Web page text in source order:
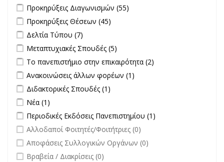
Apply Προκηρύξεις Διαγωνισμών filter
Προκηρύξεις Διαγωνισμών (55)
Apply Προκηρύξεις Θέσεων filter
Προκηρύξεις Θέσεων (45)
Apply Δελτία Τύπου filter
Δελτία Τύπου (7)
Apply Μεταπτυχιακές Σπουδές filter
Μεταπτυχιακές Σπουδές (5)
Apply Το πανεπιστήμιο στην επικαιρότητα filter
Το πανεπιστήμιο στην επικαιρότητα (2)
Apply Ανακοινώσεις άλλων φορέων filter
Ανακοινώσεις άλλων φορέων (1)
Apply Διδακτορικές Σπουδές filter
Διδακτορικές Σπουδές (1)
Apply Νέα filter
Νέα (1)
Apply Περιοδικές Εκδόσεις Πανεπιστημίου filter
Περιοδικές Εκδόσεις Πανεπιστημίου (1)
undefined
Αλλοδαποί Φοιτητές/Φοιτήτριες (0)
undefined
Αποφάσεις Συλλογικών Οργάνων (0)
undefined
Βραβεία / Διακρίσεις (0)